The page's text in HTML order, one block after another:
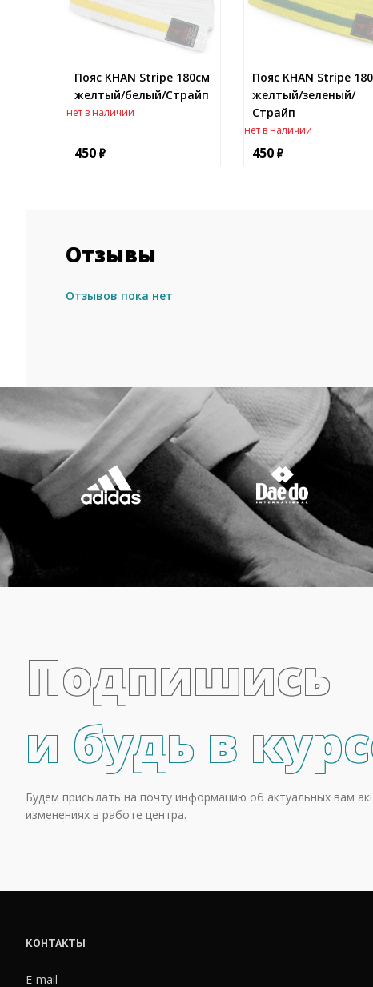
Пояс KHAN Stripe 180см
желтый/белый/Страйп
нет в наличии
450
Пояс KHAN Stripe
желтый/зеленый/
Страйп
нет в наличии
450
Отзывы
Отзывов пока нет
Подпишись
и будь в
Будем присылать на почту информацию об актуальных вам
изменениях в работе центра.
КОНТАКТЫ
E-mail